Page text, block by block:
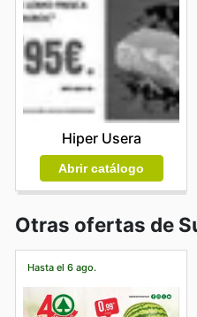
Hiper Usera
Abrir catálogo
Otras ofertas de
Hasta el 6 ago.